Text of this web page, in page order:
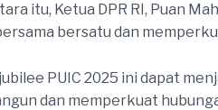
itu, Ketua DPR RI, Puan
bersatu dan
PUIC 2025 ini dapat
dan memperkuat